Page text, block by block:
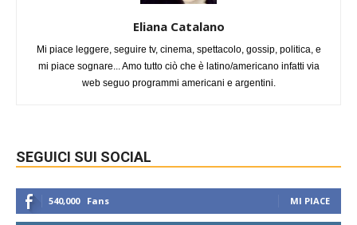
Eliana Catalano
Mi piace leggere, seguire tv, cinema, spettacolo, gossip, politica, e
mi piace sognare... Amo tutto ciò che è latino/americano infatti via
web seguo programmi americani e argentini.
SEGUICI SUI SOCIAL
540,000 Fans MI PIACE